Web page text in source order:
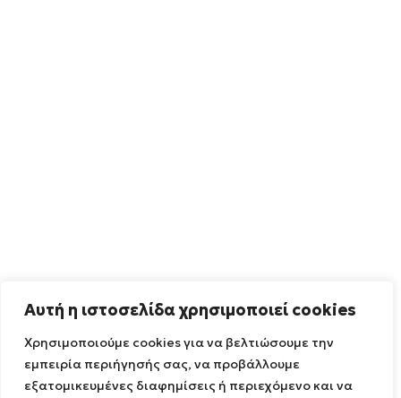
Αυτή η ιστοσελίδα χρησιμοποιεί cookies
Χρησιμοποιούμε cookies για να βελτιώσουμε την
εμπειρία περιήγησής σας, να προβάλλουμε
εξατομικευμένες διαφημίσεις ή περιεχόμενο και να